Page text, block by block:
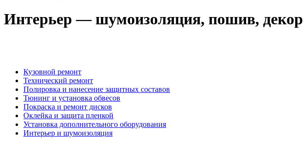
Интерьер — шумоизоляция, пошив, декор
Кузовной ремонт
Технический ремонт
Полировка и нанесение защитных составов
Тюнинг и установка обвесов
Покраска и ремонт дисков
Оклейка и защита пленкой
Установка дополнительного оборудования
Интерьер и шумоизоляция